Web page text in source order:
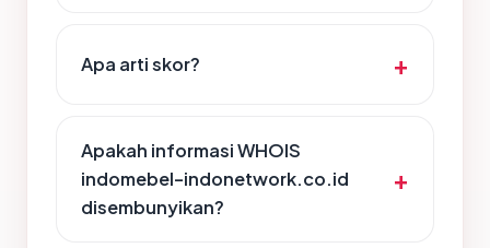
Apa arti skor?
Apakah informasi WHOIS
indomebel-indonetwork.co.id
disembunyikan?